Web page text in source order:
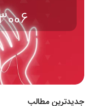
جدیدترین مطالب